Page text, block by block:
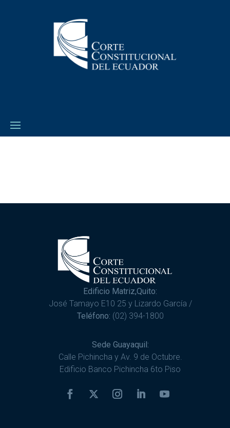
Edificio Matriz,Quito:
José Tamayo E10 25 y Lizardo García /
Teléfono: (02) 394-1800
Sede Guayaquil:
Calle Pichincha y Av. 9 de Octubre.
Edificio Banco Pichincha 6to Piso